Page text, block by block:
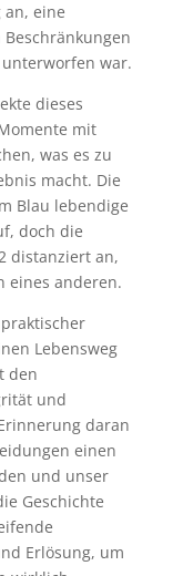
eine
war.
dieses
mit
was es zu
macht. Die
Blau lebendige
doch die
distanziert an,
eines anderen.
Lebensweg
den
und
daran
einen
und unser
Geschichte
Erlösung, um